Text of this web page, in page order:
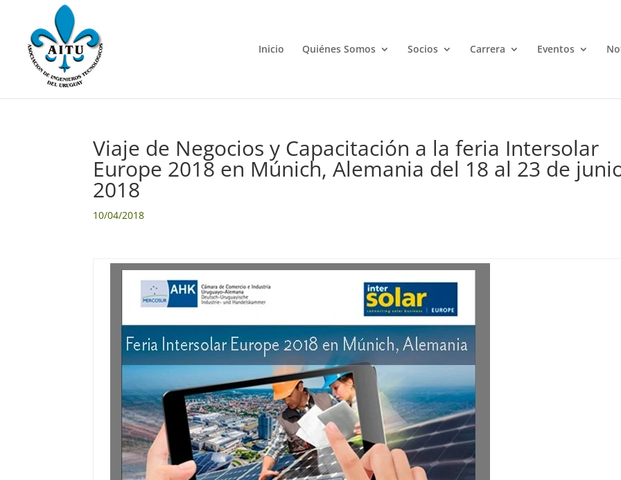
Inicio Quiénes Somos Socios Carrera Eventos
Viaje de Negocios y Capacitación a la feria Intersolar
Europe 2018 en Múnich, Alemania del 18 al 23 de
2018
10/04/2018